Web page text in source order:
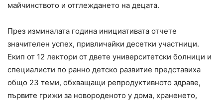
майчинството и отглеждането на децата.
През изминалата година инициативата отчете
значителен успех, привличайки десетки участници.
Екип от 12 лектори от двете университетски болници и
специалисти по ранно детско развитие представиха
общо 23 теми, обхващащи репродуктивното здраве,
първите грижи за новороденото у дома, храненето,